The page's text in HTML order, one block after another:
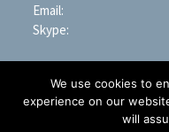
Email:
Skype:
PROFESSIONAL
We use cookies to
experience on our
will